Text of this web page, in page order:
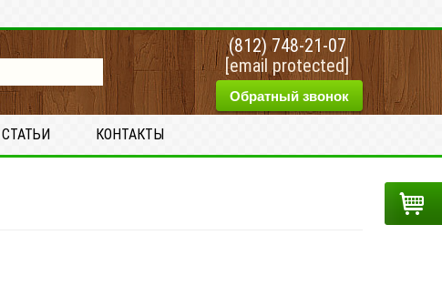
(812) 748-21-07
[email protected]
Обратный звонок
СТАТЬИ КОНТАКТЫ